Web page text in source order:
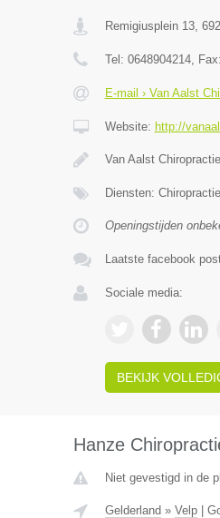
Remigiusplein 13,
Tel: 0648904214, Fax:
E-mail › Van Aalst
Website: http://
Van Aalst
Diensten:
Openingstijden
Laatste facebook
Sociale media:
BEKIJK
Hanze
Niet gevestigd in de
Gelderland » Velp|